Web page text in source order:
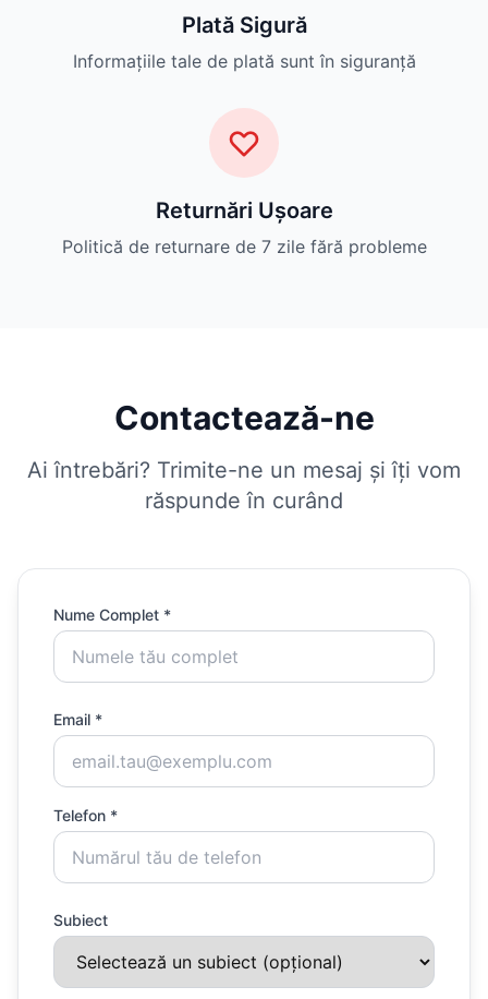
Plată Sigură
Informațiile tale de plată sunt în siguranță
Returnări Ușoare
Politică de returnare de 7 zile fără probleme
Contactează-ne
Ai întrebări? Trimite-ne un mesaj și îți vom
răspunde în curând
Nume Complet *
Email *
Telefon *
Subiect